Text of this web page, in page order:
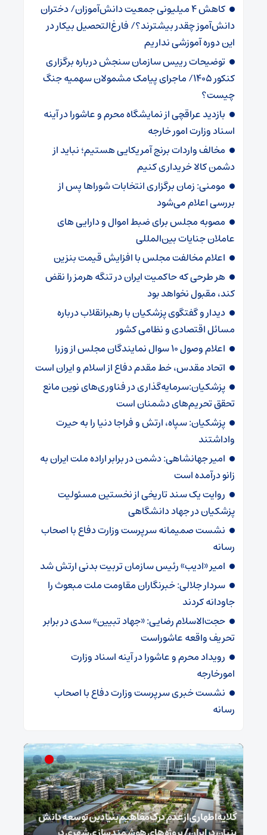
کاهش ۴ میلیونی جمعیت دانش‌آموزان/ دختران
دانش‌آموز چقدر بیشترند؟/ فارغ‌التحصیل بیکار در
این دوره آموزشی نداریم
توضیحات رییس سازمان سنجش درباره برگزاری
کنکور ۱۴۰۵/ ماجرای پیامک مشمولان سهمیه جنگ
چیست؟
بازدید عراقچی از نمایشگاه محرم و عاشورا در آینه
اسناد وزارت امور خارجه
مخالف واردات برنج آمریکایی هستیم؛ نباید از
دشمن کالا خریداری کنیم
مومنی: زمان برگزاری انتخابات شوراها پس از
بررسی اعلام می‌شود
مصوبه مجلس برای ضبط اموال و دارایی های
عاملان جنایات بین‌المللی
اعلام مخالفت مجلس با افزایش قیمت بنزین
هر طرحی که حاکمیت ایران در تنگه هرمز را نقض
کند، مقبول نخواهد بود
دیدار و گفتگوی پزشکیان با رهبرانقلاب درباره
مسائل اقتصادی و نظامی کشور
اعلام وصول ۱۰ سوال نمایندگان مجلس از وزرا
اتحاد مقدس، خط مقدم دفاع از اسلام و ایران است
پزشکیان:سرمایه‌گذاری در فناوری‌های نوین مانع
تحقق تحریم‌های دشمنان است
پزشکیان: سپاه، ارتش و فراجا دنیا را به حیرت
واداشتند
امیر جهانشاهی: دشمن در برابر اراده ملت ایران به
زانو درآمده است
روایت یک سند تاریخی از نخستین مسئولیت
پزشکیان در جهاد دانشگاهی
نشست صمیمانه سرپرست وزارت دفاع با اصحاب
رسانه
امیر «ادیب» رئیس سازمان تربیت بدنی ارتش شد
سردار جلالی: خبرنگاران مقاومت ملت مبعوث را
جاودانه کردند
حجت‌الاسلام رضایی: «جهاد تبیین» سدی در برابر
تحریف واقعه عاشوراست
رویداد محرم و عاشورا در آینه اسناد وزارت
امورخارجه
نشست خبری سرپرست وزارت دفاع با اصحاب
رسانه
گلایه اطهاری از عدم درک مفاهیم بنیادین توسعه دانش